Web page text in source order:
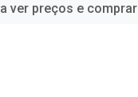
ver preços e comprar